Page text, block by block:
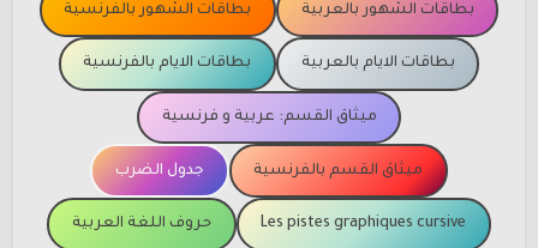
بطاقات الشهور بالعربية بطاقات الشهور بالفرنسية
بطاقات الايام بالعربية بطاقات الايام بالفرنسية
ميثاق القسم: عربية و فرنسية
ميثاق القسم بالفرنسية جدول الضرب
Les pistes graphiques cursive حروف اللغة العربية